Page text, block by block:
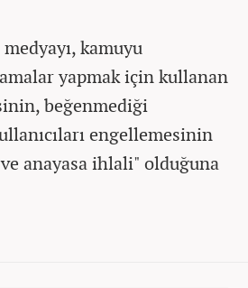
kamuyu
yapmak için kullanan
beğenmediği
engellemesinin
anayasa ihlali" olduğuna